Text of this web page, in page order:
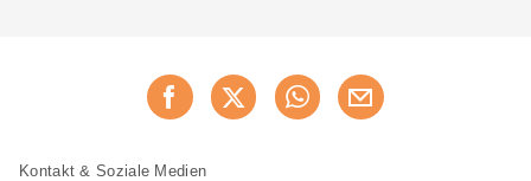
Jetzt weiterempfehlen
Fusszeile
Fusszeile
Kontakt & Soziale Medien